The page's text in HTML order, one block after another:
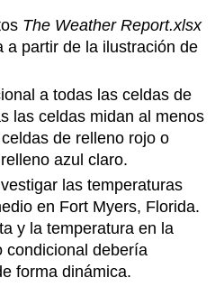
The Weather Report.xlsx
a partir de la ilustración de
a todas las celdas de
las celdas midan al menos
de relleno rojo o
azul claro.
las temperaturas
en Fort Myers, Florida.
y la temperatura en la
condicional debería
forma dinámica.